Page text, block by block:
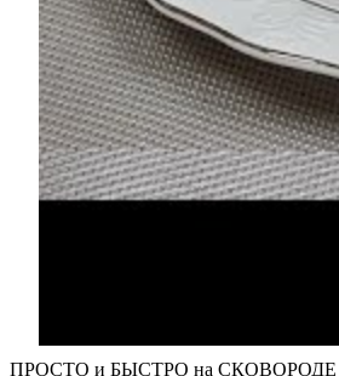
ПРОСТО и БЫСТРО на СКОВОРОДЕ ✧